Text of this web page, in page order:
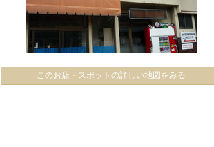
このお店・スポットの詳しい地図をみる